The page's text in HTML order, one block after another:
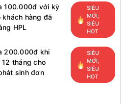
100.000đ với kỳ
hàng đã
HPL
SIÊU
MỚI,
SIÊU
HOT
200.000đ khi
tháng cho
sinh đơn
SIÊU
MỚI,
SIÊU
HOT